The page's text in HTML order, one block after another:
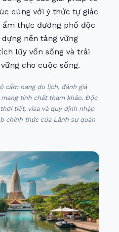
cùng với ý thức tự giác
thực đường phố độc
nền tảng vững
lũy vốn sống và trải
cho cuộc sống.
cẩm nang du lịch, đánh giá
tính chất tham khảo. Độc
tiết, visa và quy định nhập
chính thức của Lãnh sự quán